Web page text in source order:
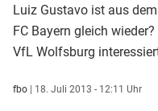
Luiz Gustavo ist aus
FC Bayern gleich
VfL Wolfsburg
fbo | 18. Juli 2013 - 12:11 Uhr